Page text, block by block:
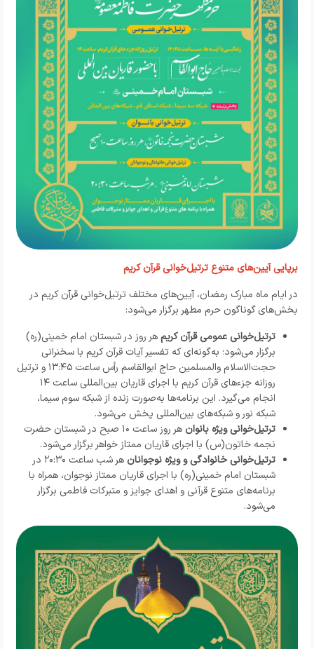
برپایی آیین‌های متنوع ترتیل‌خوانی قرآن کریم
در ایام ماه مبارک رمضان، آیین‌های مختلف ترتیل‌خوانی قرآن کریم در
بخش‌های گوناگون حرم مطهر برگزار می‌شود:
ترتیل‌خوانی عمومی قرآن کریم هر روز در شبستان امام خمینی(ره)
برگزار می‌شود؛ به‌گونه‌ای که تفسیر آیات قرآن کریم با سخنرانی
حجت‌الاسلام والمسلمین حاج ابوالقاسم رأس ساعت ۱۳:۴۵ و ترتیل
روزانه جزءهای قرآن کریم با اجرای قاریان بین‌المللی ساعت ۱۴
انجام می‌گیرد. این برنامه‌ها به‌صورت زنده از شبکه سوم سیما،
شبکه نور و شبکه‌های بین‌المللی پخش می‌شود.
ترتیل‌خوانی ویژه بانوان
هر روز ساعت ۱۰ صبح در شبستان حضرت
نجمه خاتون(س) با اجرای قاریان ممتاز خواهر برگزار می‌شود.
ترتیل‌خوانی خانوادگی و ویژه نوجوانان
هر شب ساعت ۲۰:۳۰ در
شبستان امام خمینی(ره) با اجرای قاریان ممتاز نوجوان، همراه با
برنامه‌های متنوع قرآنی و اهدای جوایز و متبرکات فاطمی برگزار
می‌شود.